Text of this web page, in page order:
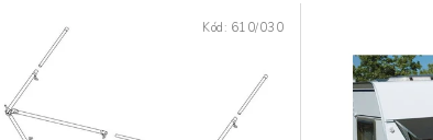
Kód: 610/030